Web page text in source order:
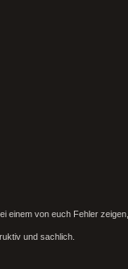
einem von euch Fehler
und sachlich.